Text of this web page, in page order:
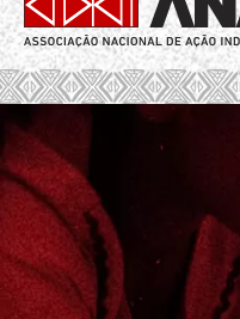
.